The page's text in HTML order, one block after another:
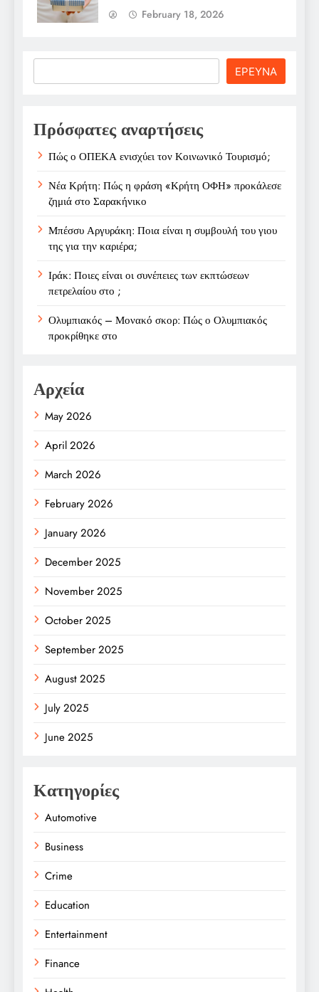
February 18, 2026
ΕΡΕΥΝΑ
Πρόσφατες αναρτήσεις
Πώς ο ΟΠΕΚΑ ενισχύει τον Κοινωνικό Τουρισμό;
Νέα Κρήτη: Πώς η φράση «Κρήτη ΟΦΗ» προκάλεσε
ζημιά στο Σαρακήνικο
Μπέσσυ Αργυράκη: Ποια είναι η συμβουλή του γιου
της για την καριέρα;
Ιράκ: Ποιες είναι οι συνέπειες των εκπτώσεων
πετρελαίου στο ;
Ολυμπιακός – Μονακό σκορ: Πώς ο Ολυμπιακός
προκρίθηκε στο
Αρχεία
May 2026
April 2026
March 2026
February 2026
January 2026
December 2025
November 2025
October 2025
September 2025
August 2025
July 2025
June 2025
Κατηγορίες
Automotive
Business
Crime
Education
Entertainment
Finance